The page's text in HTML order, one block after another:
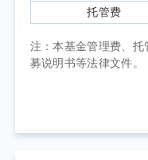
新、细分制造、
关产业链标的走势
动高于大中盘宽
托管费
注：本基金管理费、
募说明书等法律文件。